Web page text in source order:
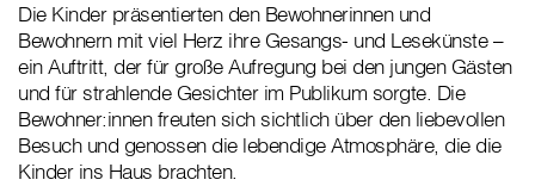
Die Kinder präsentierten den Bewohnerinnen und
Bewohnern mit viel Herz ihre Gesangs- und Lesekünste –
ein Auftritt, der für große Aufregung bei den jungen Gästen
und für strahlende Gesichter im Publikum sorgte. Die
Bewohner:innen freuten sich sichtlich über den liebevollen
Besuch und genossen die lebendige Atmosphäre, die die
Kinder ins Haus brachten.